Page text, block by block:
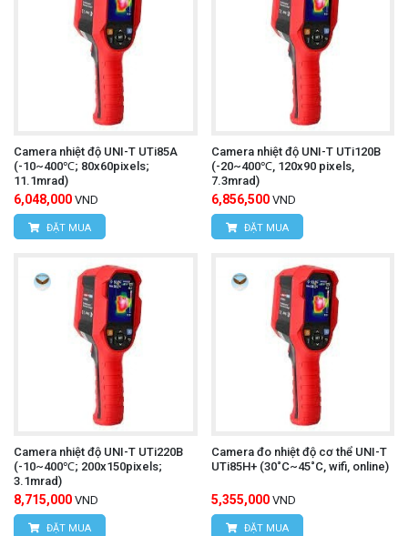
Camera nhiệt độ UNI-T UTi85A
(-10~400℃; 80x60pixels;
11.1mrad)
6,048,000 VND
ĐẶT MUA
Camera nhiệt độ UNI-T UTi120B
(-20~400℃, 120x90 pixels,
7.3mrad)
6,856,500 VND
ĐẶT MUA
Camera nhiệt độ UNI-T UTi220B
(-10~400℃; 200x150pixels;
3.1mrad)
8,715,000 VND
ĐẶT MUA
Camera đo nhiệt độ cơ thể UNI-T
UTi85H+ (30˚C~45˚C, wifi, online)
5,355,000 VND
ĐẶT MUA